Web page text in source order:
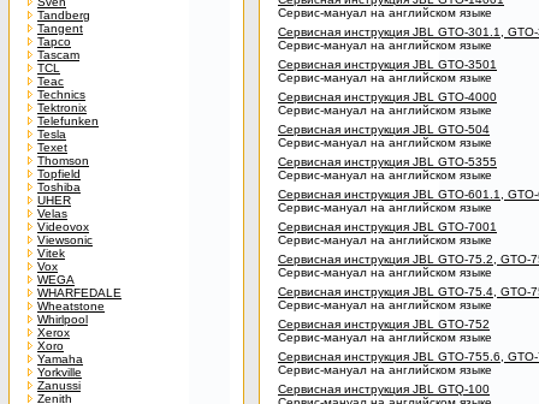
Tandberg
Tangent
Tapco
Tascam
TCL
Teac
Technics
Tektronix
Telefunken
Tesla
Texet
Thomson
Topfield
Toshiba
UHER
Velas
Videovox
Viewsonic
Vitek
Vox
WEGA
WHARFEDALE
Wheatstone
Whirlpool
Xerox
Xoro
Yamaha
Yorkville
Zanussi
Zenith
Сервис-мануал на английском языке
Сервисная инструкция JBL GTO-301.1,
Сервис-мануал на английском языке
Сервисная инструкция JBL GTO-3501
Сервис-мануал на английском языке
Сервисная инструкция JBL GTO-4000
Сервис-мануал на английском языке
Сервисная инструкция JBL GTO-504
Сервис-мануал на английском языке
Сервисная инструкция JBL GTO-5355
Сервис-мануал на английском языке
Сервисная инструкция JBL GTO-601.1,
Сервис-мануал на английском языке
Сервисная инструкция JBL GTO-7001
Сервис-мануал на английском языке
Сервисная инструкция JBL GTO-75.2, GTO-
Сервис-мануал на английском языке
Сервисная инструкция JBL GTO-75.4, GTO-
Сервис-мануал на английском языке
Сервисная инструкция JBL GTO-752
Сервис-мануал на английском языке
Сервисная инструкция JBL GTO-755.6,
Сервис-мануал на английском языке
Сервисная инструкция JBL GTQ-100